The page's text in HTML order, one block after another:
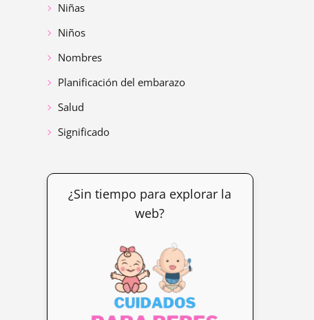
Niñas
Niños
Nombres
Planificación del embarazo
Salud
Significado
¿Sin tiempo para explorar la
web?